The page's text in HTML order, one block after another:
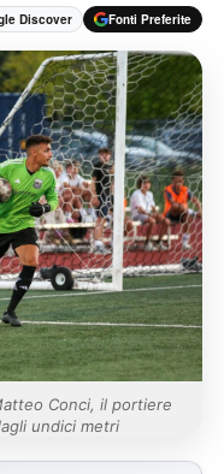
Discover Fonti Preferite
Conci, il portiere
undici metri